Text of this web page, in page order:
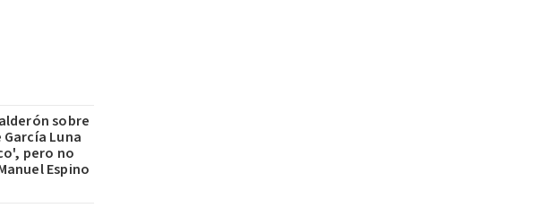
sobre
Luna
pero no
Espino